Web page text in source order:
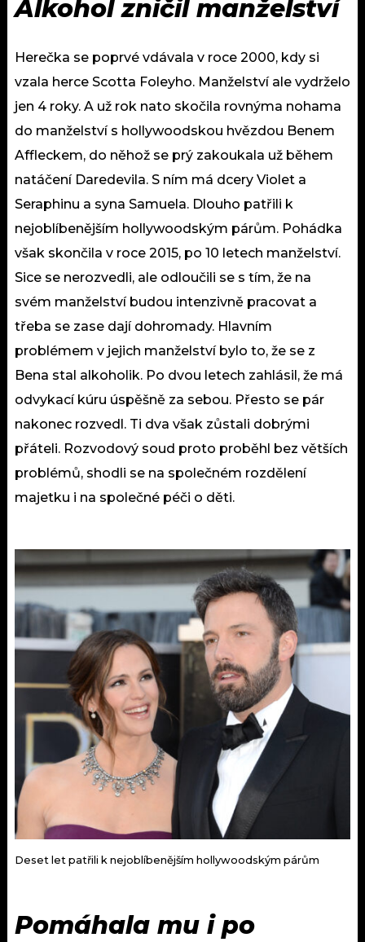
Alkohol zničil manželství
Herečka se poprvé vdávala v roce 2000, kdy si
vzala herce Scotta Foleyho. Manželství ale vydrželo
jen 4 roky. A už rok nato skočila rovnýma nohama
do manželství s hollywoodskou hvězdou Benem
Affleckem, do něhož se prý zakoukala už během
natáčení Daredevila. S ním má dcery Violet a
Seraphinu a syna Samuela. Dlouho patřili k
nejoblíbenějším hollywoodským párům. Pohádka
však skončila v roce 2015, po 10 letech manželství.
Sice se nerozvedli, ale odloučili se s tím, že na
svém manželství budou intenzivně pracovat a
třeba se zase dají dohromady. Hlavním
problémem v jejich manželství bylo to, že se z
Bena stal alkoholik. Po dvou letech zahlásil, že má
odvykací kúru úspěšně za sebou. Přesto se pár
nakonec rozvedl. Ti dva však zůstali dobrými
přáteli. Rozvodový soud proto proběhl bez větších
problémů, shodli se na společném rozdělení
majetku i na společné péči o děti.
Deset let patřili k nejoblíbenějším hollywoodským párům
Pomáhala mu i po